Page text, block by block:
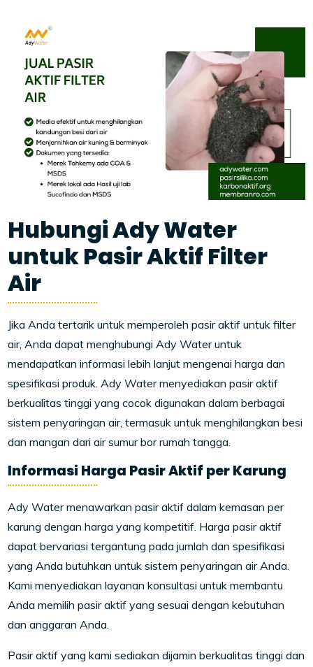
Hubungi Ady Water
untuk Pasir Aktif Filter
Air
Jika Anda tertarik untuk memperoleh pasir aktif untuk filter
air, Anda dapat menghubungi Ady Water untuk
mendapatkan informasi lebih lanjut mengenai harga dan
spesifikasi produk. Ady Water menyediakan pasir aktif
berkualitas tinggi yang cocok digunakan dalam berbagai
sistem penyaringan air, termasuk untuk menghilangkan besi
dan mangan dari air sumur bor rumah tangga.
Informasi Harga Pasir Aktif per Karung
Ady Water menawarkan pasir aktif dalam kemasan per
karung dengan harga yang kompetitif. Harga pasir aktif
dapat bervariasi tergantung pada jumlah dan spesifikasi
yang Anda butuhkan untuk sistem penyaringan air Anda.
Kami menyediakan layanan konsultasi untuk membantu
Anda memilih pasir aktif yang sesuai dengan kebutuhan
dan anggaran Anda.
Pasir aktif yang kami sediakan dijamin berkualitas tinggi dan